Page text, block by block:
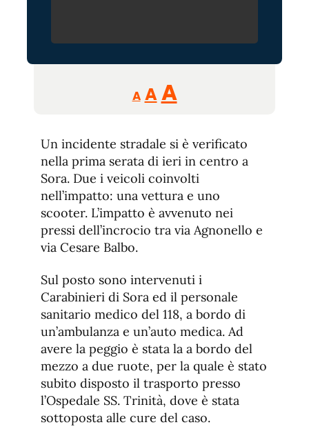
A
Reducir
tamaño
A Restablecer
de
fuente
AAumentar
de
fuente.
Un incidente stradale si è verificato
nella prima serata di ieri in centro a
Sora. Due i veicoli coinvolti
nell’impatto: una vettura e uno
scooter. L’impatto è avvenuto nei
pressi dell’incrocio tra via Agnonello e
via Cesare Balbo.
Sul posto sono intervenuti i
Carabinieri di Sora ed il personale
sanitario medico del 118, a bordo di
un’ambulanza e un’auto medica. Ad
avere la peggio è stata la a bordo del
mezzo a due ruote, per la quale è stato
subito disposto il trasporto presso
l’Ospedale SS. Trinità, dove è stata
sottoposta alle cure del caso.